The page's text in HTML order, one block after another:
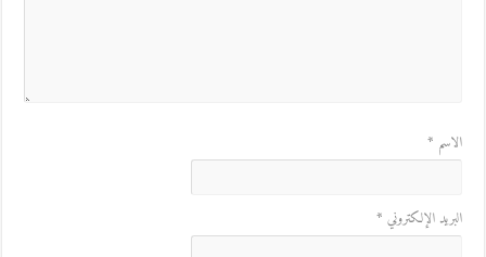
الاسم *
البريد الإلكتروني *